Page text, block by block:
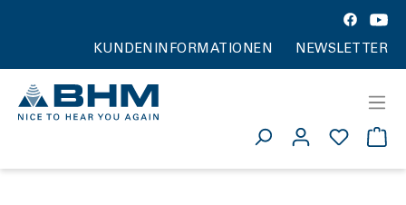
KUNDENINFORMATIONEN NEWSLETTER